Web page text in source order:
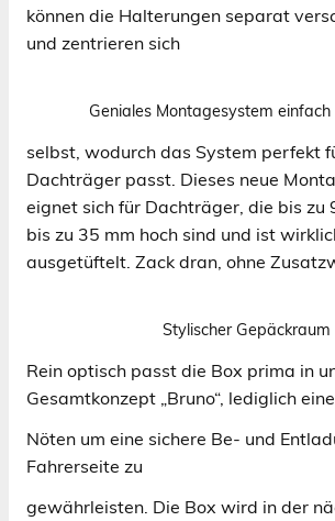
können die Halterungen separat
und zentrieren sich
Geniales Montagesystem
selbst, wodurch das System perfekt
Dachträger passt. Dieses neue
eignet sich für Dachträger, die bis zu
bis zu 35 mm hoch sind und ist
ausgetüftelt. Zack dran, ohne
Stylischer Gepäckraum
Rein optisch passt die Box prima in
Gesamtkonzept „Bruno“, lediglich
Nöten um eine sichere Be- und
Fahrerseite zu
gewährleisten. Die Box wird in der